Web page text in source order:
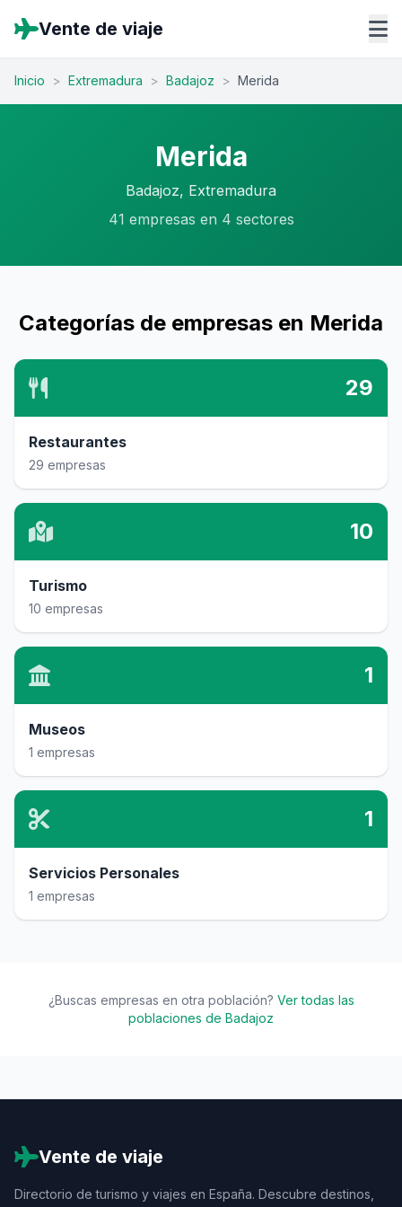
Vente de viaje
Inicio > Extremadura > Badajoz > Merida
Merida
Badajoz, Extremadura
41 empresas en 4 sectores
Categorías de empresas en Merida
29
Restaurantes
29 empresas
10
Turismo
10 empresas
1
Museos
1 empresas
1
Servicios Personales
1 empresas
¿Buscas empresas en otra población? Ver todas las
poblaciones de Badajoz
Vente de viaje
Directorio de turismo y viajes en España. Descubre destinos,